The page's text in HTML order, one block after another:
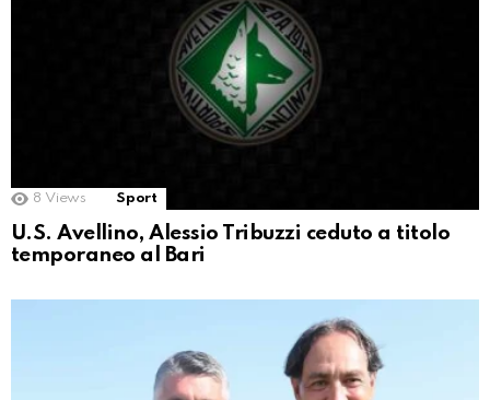
8 Views Sport
U.S. Avellino, Alessio Tribuzzi ceduto a titolo
temporaneo al Bari